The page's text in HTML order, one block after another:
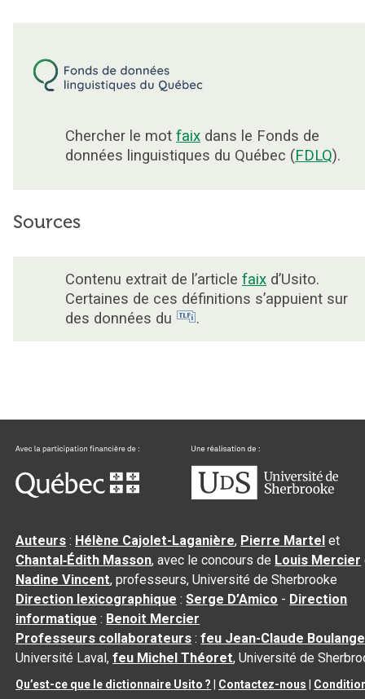
Chercher le mot faix dans le Fonds de
données linguistiques du Québec (FDLQ).
Sources
Contenu extrait de l’article faix d’Usito.
Certaines de ces définitions s’appuient sur
des données du
.
Auteurs : Hélène Cajolet-Laganière, Pierre Martel et
Chantal‑Édith Masson, avec le concours de Louis Mercier
Nadine Vincent, professeurs, Université de Sherbrooke
Direction lexicographique :Serge D’Amico - Direction
informatique : Benoit Mercier
Professeurs collaborateurs :feu Jean-Claude
Université Laval,feu Michel Théoret, Université de
Qu’est-ce que le dictionnaire Usito ? Contactez-nous